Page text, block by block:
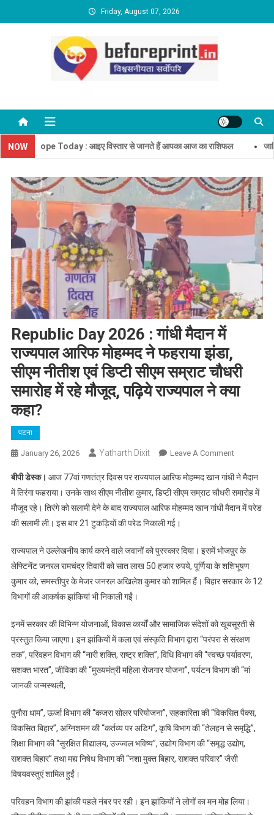
to
Friday, August 07, 2026
NOWToday : आइए विस्तार से जानते हैं आपका आज का राशिफल जामिया
Republic Day 2026 : गांधी मैदान में
राज्यपाल आरिफ मोहम्मद ने फहराया झंडा,
सीएम नीतीश एवं डिप्टी सीएम सम्राट चौधरी
समारोह में रहे मौजूद, पढ़िये राज्यपाल ने क्या
कहा?
पटना
January 26, 2026 Yatharth Dixit Leave A CommentOn
Day
2026
:
में
राज्यपाल
आरिफ
फहराया
झंडा,
सीएम
चौधरी
समारोह
में
पढ़िये
बीपी डेस्क। आज 77वां गणतंत्र दिवस पर राज्यपाल आरिफ मोहम्मद खान गांधी ने मैदान
में तिरंगा फहराया। उनके साथ सीएम नीतीश कुमार, डिप्टी सीएम सम्राट चौधरी समारोह में
मौजूद रहे। तिरंगे को सलामी देने के बाद राज्यपाल आरिफ मोहम्मद खान गांधी मैदान में परेड
की सलामी ली। इस बार 21 टुकड़ियों की परेड निकाली गई।
राज्यपाल ने उल्लेखनीय कार्य करने वाले जवानों को पुरस्कार दिया। इसमें भोजपुर के
लेफ्टिनेंट जनरल रामचंद्र तिवारी को सात लाख 50 हजार रुपये, पूर्णिया के शशिभूषण
कुमार को, समस्तीपुर के मेजर जनरल अखिलेश कुमार को शामिल हैं। बिहार सरकार के 12
विभागों की आकर्षक झांकियां भी निकाली गईं।
इनमें सरकार की विभिन्न योजनाओं, विकास कार्यों और सामाजिक संदेशों को खूबसूरती से
प्रस्तुत किया जाएगा। इन झांकियों में कला एवं संस्कृति विभाग द्वारा “परंपरा से संरक्षण
तक”, परिवहन विभाग की “नारी शक्ति, राष्ट्र शक्ति”, विधि विभाग की “स्वच्छ पर्यावरण,
सशक्त भारत”, जीविका की “मुख्यमंत्री महिला रोजगार योजना”, पर्यटन विभाग की “मां
जानकी जन्मस्थली,
पुनौरा धाम”, ऊर्जा विभाग की “कजरा सोलर परियोजना”, सहकारिता की “विकसित पैक्स,
विकसित बिहार”, अग्निशमन की “कर्तव्य पर अडिग”, कृषि विभाग की “तेलहन से समृद्धि”,
शिक्षा विभाग की “सुरक्षित विद्यालय, उज्ज्वल भविष्य”, उद्योग विभाग की “समृद्ध उद्योग,
सशक्त बिहार” तथा मद्य निषेध विभाग की “नशा मुक्त बिहार, सशक्त परिवार” जैसी
विषयवस्तुएं शामिल हुईं।
परिवहन विभाग की झांकी पहले नंबर पर रही। इन झांकियों ने लोगों का मन मोह लिया।